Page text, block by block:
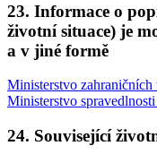
23. Informace o
životní situace) je
a v jiné formě
Ministerstvo
Ministerstvo
24. Související